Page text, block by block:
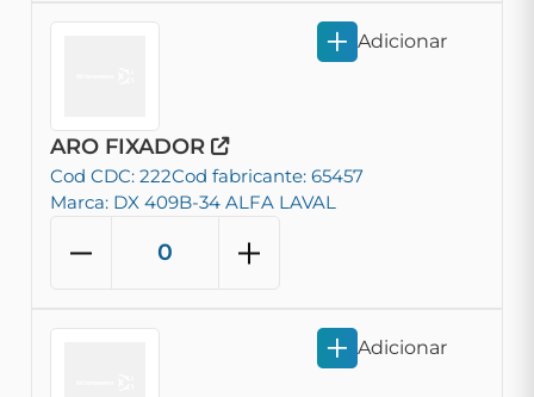
ARO FIXADOR
Cod CDC: 222Cod fabricante: 65457
Marca: DX 409B-34 ALFA LAVAL
Adicionar
Adicionar